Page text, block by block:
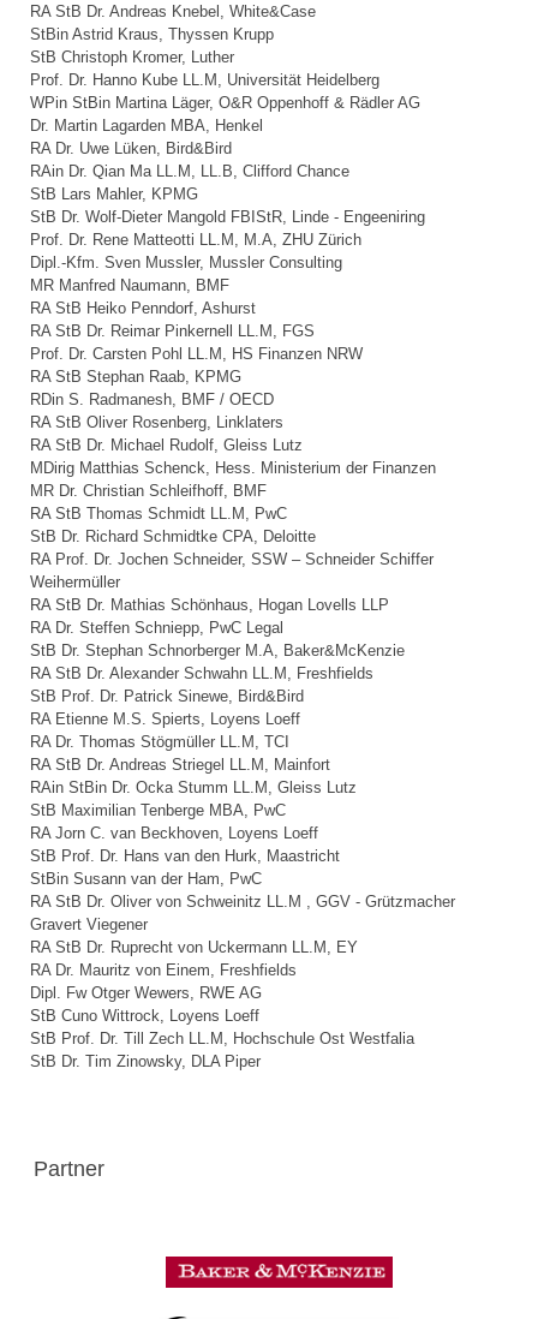
RA StB Dr. Andreas Knebel, White&Case
StBin Astrid Kraus, Thyssen Krupp
StB Christoph Kromer, Luther
Prof. Dr. Hanno Kube LL.M, Universität Heidelberg
WPin StBin Martina Läger, O&R Oppenhoff & Rädler AG
Dr. Martin Lagarden MBA, Henkel
RA Dr. Uwe Lüken, Bird&Bird
RAin Dr. Qian Ma LL.M, LL.B, Clifford Chance
StB Lars Mahler, KPMG
StB Dr. Wolf-Dieter Mangold FBIStR, Linde - Engeeniring
Prof. Dr. Rene Matteotti LL.M, M.A, ZHU Zürich
Dipl.-Kfm. Sven Mussler, Mussler Consulting
MR Manfred Naumann, BMF
RA StB Heiko Penndorf, Ashurst
RA StB Dr. Reimar Pinkernell LL.M, FGS
Prof. Dr. Carsten Pohl LL.M, HS Finanzen NRW
RA StB Stephan Raab, KPMG
RDin S. Radmanesh, BMF / OECD
RA StB Oliver Rosenberg, Linklaters
RA StB Dr. Michael Rudolf, Gleiss Lutz
MDirig Matthias Schenck, Hess. Ministerium der Finanzen
MR Dr. Christian Schleifhoff, BMF
RA StB Thomas Schmidt LL.M, PwC
StB Dr. Richard Schmidtke CPA, Deloitte
RA Prof. Dr. Jochen Schneider, SSW – Schneider Schiffer
Weihermüller
RA StB Dr. Mathias Schönhaus, Hogan Lovells LLP
RA Dr. Steffen Schniepp, PwC Legal
StB Dr. Stephan Schnorberger M.A, Baker&McKenzie
RA StB Dr. Alexander Schwahn LL.M, Freshfields
StB Prof. Dr. Patrick Sinewe, Bird&Bird
RA Etienne M.S. Spierts, Loyens Loeff
RA Dr. Thomas Stögmüller LL.M, TCI
RA StB Dr. Andreas Striegel LL.M, Mainfort
RAin StBin Dr. Ocka Stumm LL.M, Gleiss Lutz
StB Maximilian Tenberge MBA, PwC
RA Jorn C. van Beckhoven, Loyens Loeff
StB Prof. Dr. Hans van den Hurk, Maastricht
StBin Susann van der Ham, PwC
RA StB Dr. Oliver von Schweinitz LL.M , GGV - Grützmacher
Gravert Viegener
RA StB Dr. Ruprecht von Uckermann LL.M, EY
RA Dr. Mauritz von Einem, Freshfields
Dipl. Fw Otger Wewers, RWE AG
StB Cuno Wittrock, Loyens Loeff
StB Prof. Dr. Till Zech LL.M, Hochschule Ost Westfalia
StB Dr. Tim Zinowsky, DLA Piper
Partner